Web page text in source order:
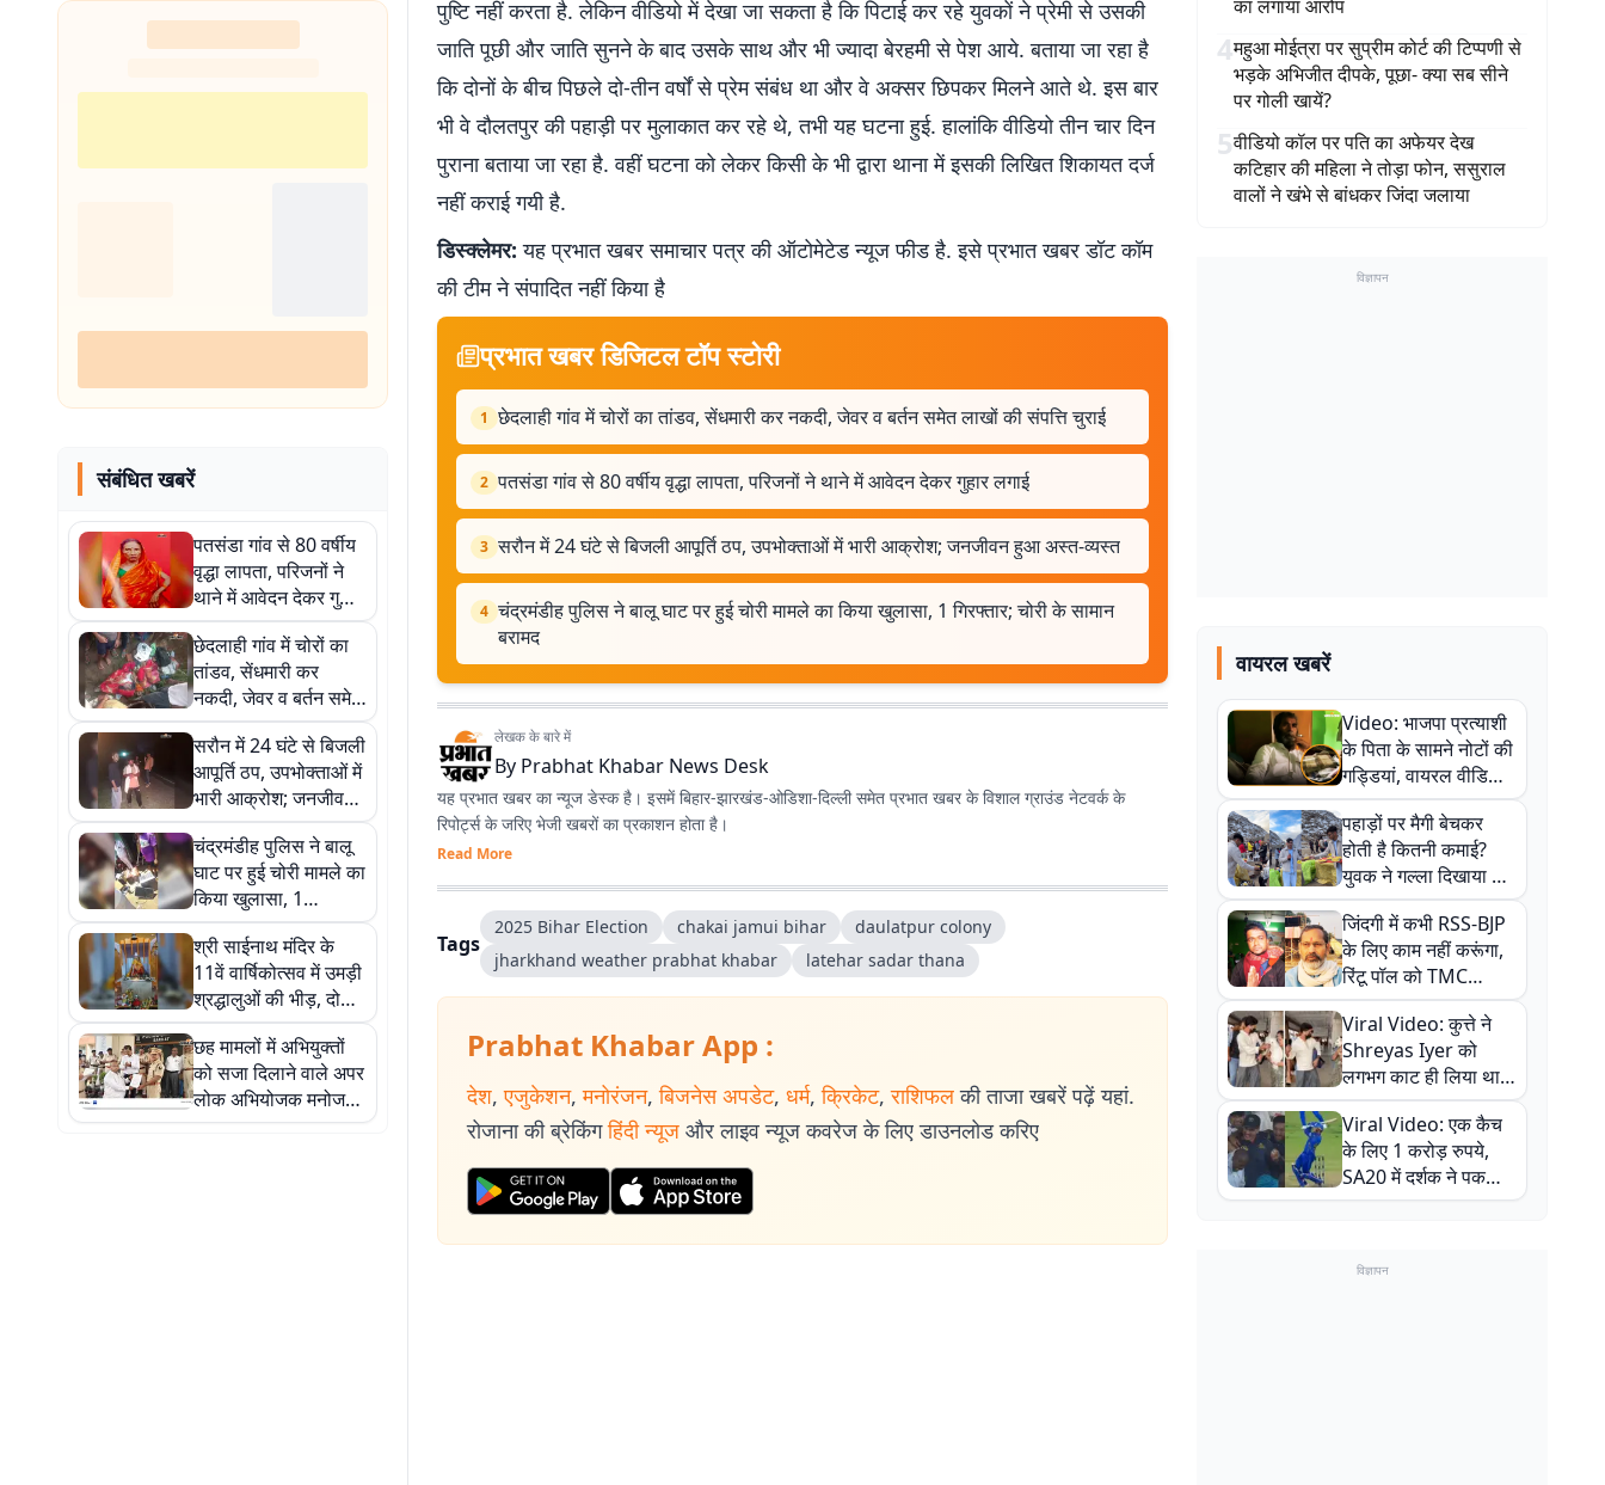
नहीं थी हिम्मत
संबंधित खबरें
पतसंडा गांव से 80 वर्षीय
वृद्धा लापता, परिजनों ने
थाने में आवेदन देकर गुहार
लगाई
छेदलाही गांव में चोरों का
तांडव, सेंधमारी कर
नकदी, जेवर व बर्तन समेत
लाखों की संपत्ति चुराई
सरौन में 24 घंटे से बिजली
आपूर्ति ठप, उपभोक्ताओं में
भारी आक्रोश; जनजीवन
हुआ अस्त-व्यस्त
चंद्रमंडीह पुलिस ने बालू
घाट पर हुई चोरी मामले का
किया खुलासा, 1
गिरफ्तार; चोरी के सामान
बरामद
श्री साईनाथ मंदिर के
11वें वार्षिकोत्सव में उमड़ी
श्रद्धालुओं की भीड़, दो
दिवसीय आयोजन में होंगे
धार्मिक अनुष्ठान
छह मामलों में अभियुक्तों
को सजा दिलाने वाले अपर
लोक अभियोजक मनोज
कुमार सिंह सम्मानित
पुष्टि नहीं करता है. लेकिन वीडियो में देखा जा सकता है कि पिटाई कर रहे युवकों ने प्रेमी से उसकी
जाति पूछी और जाति सुनने के बाद उसके साथ और भी ज्यादा बेरहमी से पेश आये. बताया जा रहा है
कि दोनों के बीच पिछले दो-तीन वर्षों से प्रेम संबंध था और वे अक्सर छिपकर मिलने आते थे. इस बार
भी वे दौलतपुर की पहाड़ी पर मुलाकात कर रहे थे, तभी यह घटना हुई. हालांकि वीडियो तीन चार दिन
पुराना बताया जा रहा है. वहीं घटना को लेकर किसी के भी द्वारा थाना में इसकी लिखित शिकायत दर्ज
नहीं कराई गयी है.
डिस्क्लेमर: यह प्रभात खबर समाचार पत्र की ऑटोमेटेड न्यूज फीड है. इसे प्रभात खबर डॉट कॉम
की टीम ने संपादित नहीं किया है
प्रभात खबर डिजिटल टॉप स्टोरी
1 छेदलाही गांव में चोरों का तांडव, सेंधमारी कर नकदी, जेवर व बर्तन समेत लाखों की संपत्ति चुराई
2 पतसंडा गांव से 80 वर्षीय वृद्धा लापता, परिजनों ने थाने में आवेदन देकर गुहार लगाई
3 सरौन में 24 घंटे से बिजली आपूर्ति ठप, उपभोक्ताओं में भारी आक्रोश; जनजीवन हुआ अस्त-व्यस्त
4 चंद्रमंडीह पुलिस ने बालू घाट पर हुई चोरी मामले का किया खुलासा, 1 गिरफ्तार; चोरी के सामान
बरामद
लेखक के बारे में
By Prabhat Khabar News Desk
यह प्रभात खबर का न्यूज डेस्क है। इसमें बिहार-झारखंड-ओडिशा-दिल्‍ली समेत प्रभात खबर के विशाल ग्राउंड नेटवर्क के
रिपोर्ट्स के जरिए भेजी खबरों का प्रकाशन होता है।
Read More
Tags
2025 Bihar Election chakai jamui bihar
daulatpur colony
jharkhand weather prabhat khabar
latehar sadar thana
Prabhat Khabar App :
देश, एजुकेशन, मनोरंजन, बिजनेस अपडेट, धर्म, क्रिकेट, राशिफल की ताजा खबरें पढ़ें यहां.
रोजाना की ब्रेकिंग हिंदी न्यूज और लाइव न्यूज कवरेज के लिए डाउनलोड करिए
का लगाया आरोप
4महुआ मोईत्रा पर सुप्रीम कोर्ट की टिप्पणी से
भड़के अभिजीत दीपके, पूछा- क्या सब सीने
पर गोली खायें?
5वीडियो कॉल पर पति का अफेयर देख
कटिहार की महिला ने तोड़ा फोन, ससुराल
वालों ने खंभे से बांधकर जिंदा जलाया
विज्ञापन
वायरल खबरें
Video: भाजपा प्रत्याशी
के पिता के सामने नोटों की
गड्डियां, वायरल वीडियो
से राजनीति में उबाल,
अजित महतो बोले- TMC
की गंदी चाल
पहाड़ों पर मैगी बेचकर
होती है कितनी कमाई?
युवक ने गल्ला दिखाया तो
नौकरी वालों के खड़े हो गए
कान
जिंदगी में कभी RSS-BJP
के लिए काम नहीं करूंगा,
रिंटू पॉल को TMC
ऑफिस में ले जाकर पीटा,
Video वायरल
Viral Video: कुत्ते ने
Shreyas Iyer को
लगभग काट ही लिया था,
न्यूजीलैंड सीरीज से पहले
बाल-बाल बचे
Viral Video: एक कैच
के लिए 1 करोड़ रुपये,
SA20 में दर्शक ने पकड़ा
एक हाथ से गजब का कैच
विज्ञापन